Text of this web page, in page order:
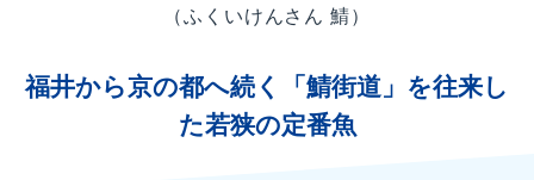
（ふくいけんさん 鯖）
福井から京の都へ続く「鯖街道」を往来し
た若狭の定番魚